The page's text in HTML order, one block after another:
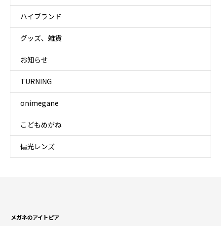
ハイブランド
グッズ、雑貨
お知らせ
TURNING
onimegane
こどもめがね
偏光レンズ
メガネのアイトピア